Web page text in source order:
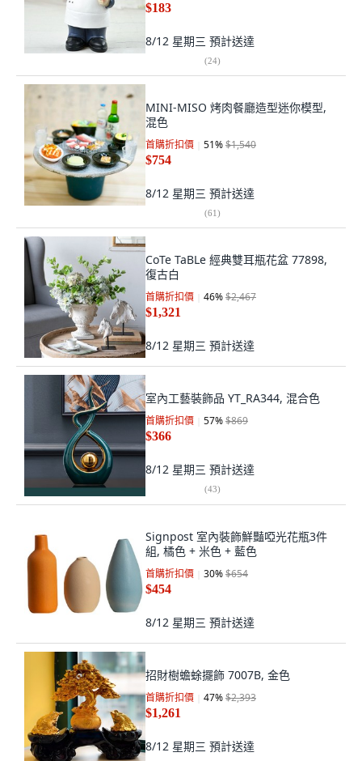
$183
8/12 星期三 預計送達
(24)
MINI-MISO 烤肉餐廳造型迷你模型,
混色
首購折扣價 51%$1,540
$754
8/12 星期三 預計送達
(61)
CoTe TaBLe 經典雙耳瓶花盆 77898,
復古白
首購折扣價 46%$2,467
$1,321
8/12 星期三 預計送達
室內工藝裝飾品 YT_RA344, 混合色
首購折扣價 57%$869
$366
8/12 星期三 預計送達
(43)
Signpost 室內裝飾鮮豔啞光花瓶3件
組, 橘色 + 米色 + 藍色
首購折扣價 30%$654
$454
8/12 星期三 預計送達
招財樹蟾蜍擺飾 7007B, 金色
首購折扣價 47%$2,393
$1,261
8/12 星期三 預計送達